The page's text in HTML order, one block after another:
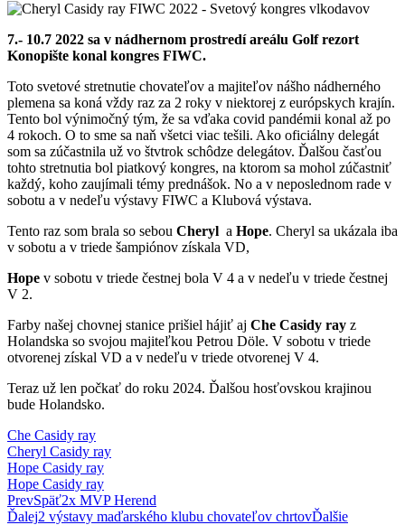
7.- 10.7 2022 sa v nádhernom prostredí areálu Golf rezort
Konopište konal kongres FIWC.
Toto svetové stretnutie chovateľov a majiteľov nášho nádherného
plemena sa koná vždy raz za 2 roky v niektorej z európskych krajín.
Tento bol výnimočný tým, že sa vďaka covid pandémii konal až po
4 rokoch. O to sme sa naň všetci viac tešili. Ako oficiálny delegát
som sa zúčastnila už vo štvtrok schôdze delegátov. Ďalšou časťou
tohto stretnutia bol piatkový kongres, na ktorom sa mohol zúčastniť
každý, koho zaujímali témy prednášok. No a v neposlednom rade v
sobotu a v nedeľu výstavy FIWC a Klubová výstava.
Tento raz som brala so sebou Cheryl a Hope. Cheryl sa ukázala iba
v sobotu a v triede šampiónov získala VD,
Hope v sobotu v triede čestnej bola V 4 a v nedeľu v triede čestnej
V 2.
Farby našej chovnej stanice prišiel hájiť aj Che Casidy ray z
Holandska so svojou majiteľkou Petrou Döle. V sobotu v triede
otvorenej získal VD a v nedeľu v triede otvorenej V 4.
Teraz už len počkať do roku 2024. Ďalšou hosťovskou krajinou
bude Holandsko.
Che Casidy ray
Cheryl Casidy ray
Hope Casidy ray
Hope Casidy ray
PrevSpäť2x MVP Herend
Ďalej2 výstavy maďarského klubu chovateľov chrtovĎalšie